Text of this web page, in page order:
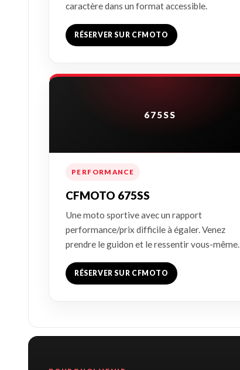
caractère dans un format accessible.
RÉSERVER SUR CFMOTO
675SS
PERFORMANCE
CFMOTO 675SS
Une moto sportive avec un rapport
performance/prix difficile à égaler. Venez
prendre le guidon et le ressentir vous-même.
RÉSERVER SUR CFMOTO